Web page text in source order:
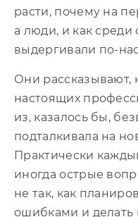
16
18
19
20
расти, почему на
а люди, и как среди
выдергивали по-
Они рассказывают,
настоящих
из, казалось бы,
подталкивала на
Практически
иногда острые
не так, как
ошибками и делать